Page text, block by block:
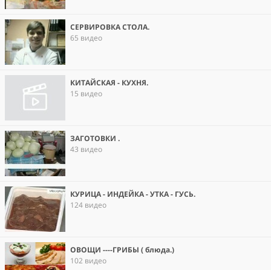
СЕРВИРОВКА СТОЛА.
65 видео
КИТАЙСКАЯ - КУХНЯ.
15 видео
ЗАГОТОВКИ .
43 видео
КУРИЦА - ИНДЕЙКА - УТКА - ГУСЬ.
124 видео
ОВОЩИ ----ГРИБЫ ( блюда.)
102 видео